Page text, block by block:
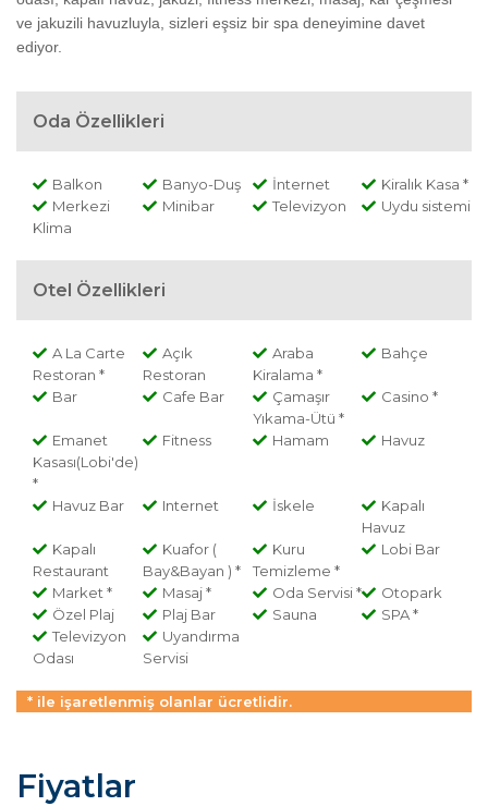
ve jakuzili havuzluyla, sizleri eşsiz bir spa deneyimine davet
ediyor.
Oda Özellikleri
Balkon Banyo-Duş İnternet
Kiralık Kasa *
Merkezi
Klima
Minibar Televizyon Uydu sistemi
Otel Özellikleri
A La Carte
Restoran *
Açık
Restoran
Araba
Kiralama *
Bahçe
Bar Cafe Bar
Çamaşır
Yıkama-Ütü *
Casino *
Emanet
Kasası(Lobi'de)
*
Fitness Hamam Havuz
Havuz Bar Internet İskele
Kapalı
Havuz
Kapalı
Restaurant
Kuafor (
Bay&Bayan ) *
Kuru
Temizleme *
Lobi Bar
Market * Masaj * Oda Servisi *
Otopark
Özel Plaj
Plaj Bar Sauna
SPA *
Televizyon
Odası
Uyandırma
Servisi
* ile işaretlenmiş olanlar ücretlidir.
Fiyatlar